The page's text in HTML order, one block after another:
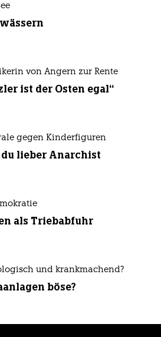
von Angern zur Rente
ist der Osten egal“
gegen Kinderfiguren
du lieber Anarchist
als Triebabfuhr
und krankmachend?
böse?